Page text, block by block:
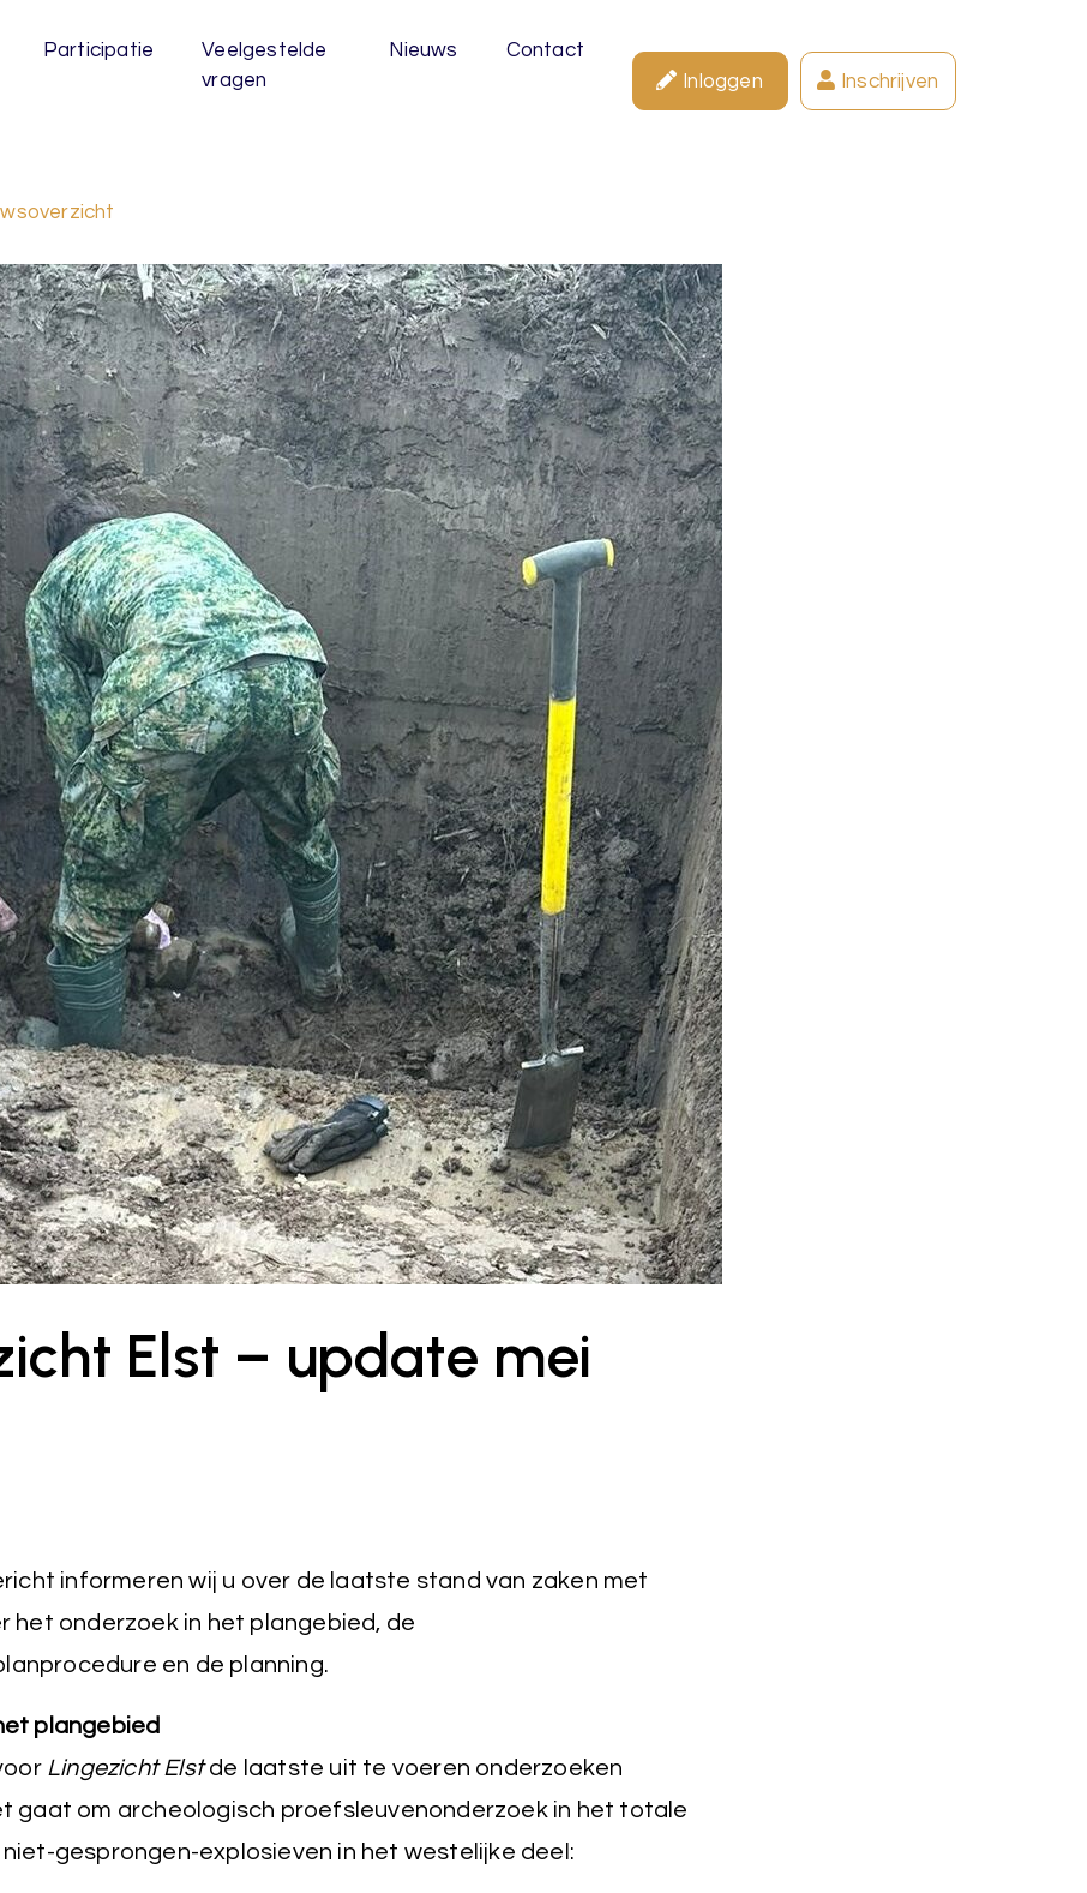
Participatie
Veelgestelde
vragen
Nieuws
Contact
Inloggen
Inschrijven
Elst – update mei
informeren wij u over de laatste stand van zaken met
het onderzoek in het plangebied, de
en de planning.
plangebied
Lingezicht Elstde laatste uit te voeren onderzoeken
gaat om archeologisch proefsleuvenonderzoek in het totale
gesprongen-explosieven in het westelijke deel: